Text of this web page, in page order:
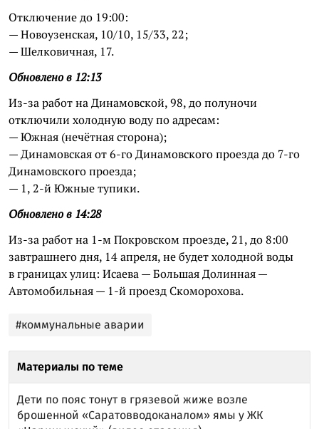
Отключение до 19:00:
— Новоузенская, 10/10, 15/33, 22;
— Шелковичная, 17.
Обновлено в 12:13
Из-за работ на Динамовской, 98, до полуночи
отключили холодную воду по адресам:
— Южная (нечётная сторона);
— Динамовская от 6-го Динамовского проезда до 7-го
Динамовского проезда;
— 1, 2-й Южные тупики.
Обновлено в 14:28
Из-за работ на 1-м Покровском проезде, 21, до 8:00
завтрашнего дня, 14 апреля, не будет холодной воды
в границах улиц: Исаева — Большая Долинная —
Автомобильная — 1-й проезд Скоморохова.
#коммунальные аварии
Материалы по теме
Дети по пояс тонут в грязевой жиже возле
брошенной «Саратовводоканалом» ямы у ЖК